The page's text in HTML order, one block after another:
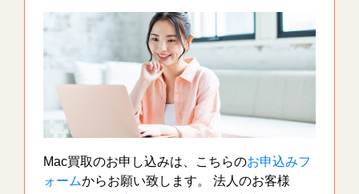
Mac買取のお申し込みは、こちらのお申込みフ
ォームからお願い致します。 法人のお客様